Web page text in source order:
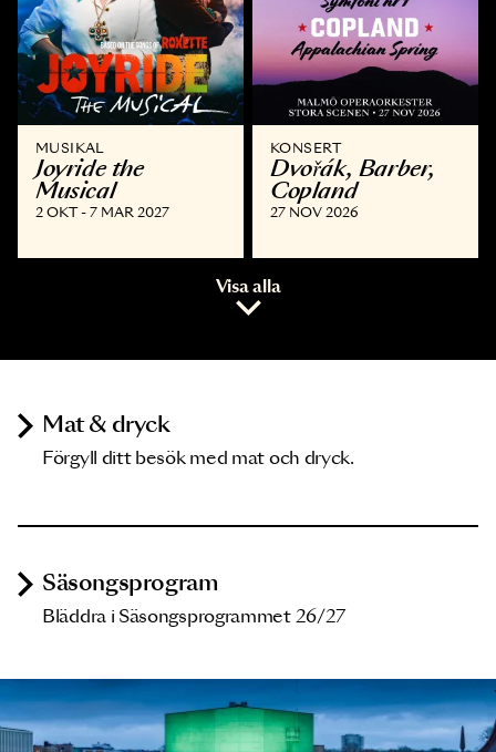
MUSIKAL
Joyride the
Musical
2 OKT - 7 MAR 2027
KONSERT
Dvořák, Barber,
Copland
27 NOV 2026
Visa alla
Mat & dryck
Förgyll ditt besök med mat och dryck.
Säsongsprogram
Bläddra i Säsongsprogrammet 26/27